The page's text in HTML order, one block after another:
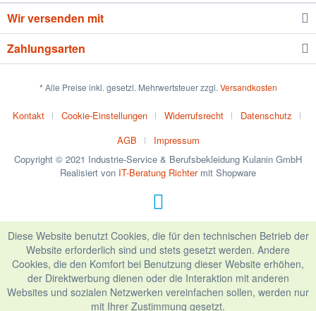
Wir versenden mit
Zahlungsarten
* Alle Preise inkl. gesetzl. Mehrwertsteuer zzgl. Versandkosten
Kontakt Cookie-Einstellungen Widerrufsrecht
Datenschutz
AGB
Impressum
Copyright © 2021 Industrie-Service & Berufsbekleidung Kulanin GmbH
Realisiert von IT-Beratung Richtermit Shopware
Diese Website benutzt Cookies, die für den technischen Betrieb der
Website erforderlich sind und stets gesetzt werden. Andere
Cookies, die den Komfort bei Benutzung dieser Website erhöhen,
der Direktwerbung dienen oder die Interaktion mit anderen
Websites und sozialen Netzwerken vereinfachen sollen, werden nur
mit Ihrer Zustimmung gesetzt.